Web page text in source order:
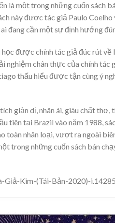
là một trong những cuốn sách
này được tác giả Paulo
đang cần một sự định hướng
học được chính tác giả đúc rút
nghiệm chân thực của chính tác
thấu hiểu được tận cùng ý
giản dị, nhân ái, giàu chất
tiên tại Brazil vào năm 1988,
toàn nhân loại, vượt ra ngoài
trong những cuốn sách bán
Giả-Kim-(Tái-Bản-2020)-